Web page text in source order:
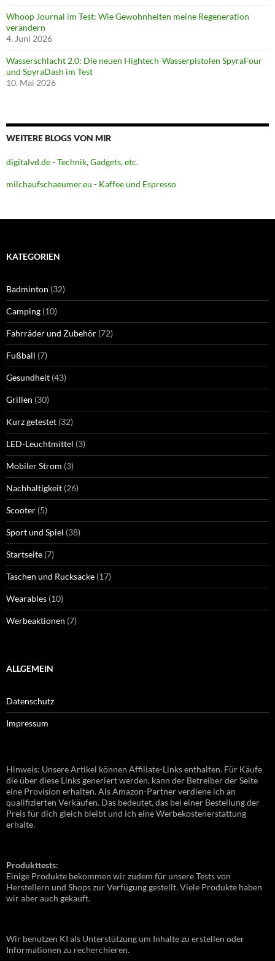
Whoop Journal im Test: Wie Gewohnheiten meine Regeneration
verändern
4. Juni 2026
Wasserschlacht 2.0: Die neuen Hightech-Wasserpistolen SpyraFour
und SpyraDash im Test
10. Mai 2026
WEITERE BLOGS VON MIR
digitalvd.de - Technik, Gadgets, etc.
milchaufschaeumer.eu - Kaffee und Espresso
KATEGORIEN
Badminton (32)
Camping (10)
Fahrräder und Zubehör (72)
Fußball (7)
Gesundheit (43)
Grillen (30)
Kurz getestet (32)
LED-Leuchtmittel (3)
Mobiler Strom (3)
Nachhaltigkeit (26)
Scooter (5)
Sport und Spiel (38)
Startseite (7)
Taschen und Rucksäcke (17)
Wearables (10)
Werbeaktionen (7)
ALLGEMEIN
Datenschutz
Impressum
Hinweis: Unsere Artikel können Affiliate-Links enthalten. Für Käufe
die über diese Links generiert werden, kann der Betreiber der Seite
eine Provision erhalten. Als Amazon-Partner verdiene ich an
qualifizierten Verkäufen. Das bedeutet, das bei einer Bestellung der
Preis für dich gleich bleibt und ich eine Werbekostenerstattung
erhalte.
Produkttests:
Einige Produkte bekommen wir zudem für unsere Tests von
Herstellern und Shops zur Verfügung gestellt. Viele Produkte haben
wir aber auch gekauft.
Wir benutzen KI als Unterstützung um Inhalte zu erstellen oder
Informationen zu recherchieren.